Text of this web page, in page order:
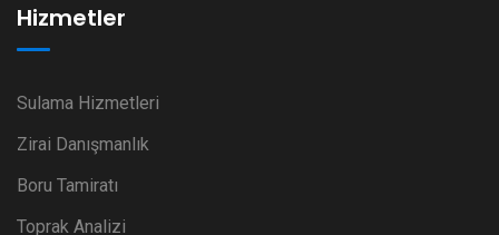
Hizmetler
Sulama Hizmetleri
Zirai Danışmanlık
Boru Tamiratı
Toprak Analizi